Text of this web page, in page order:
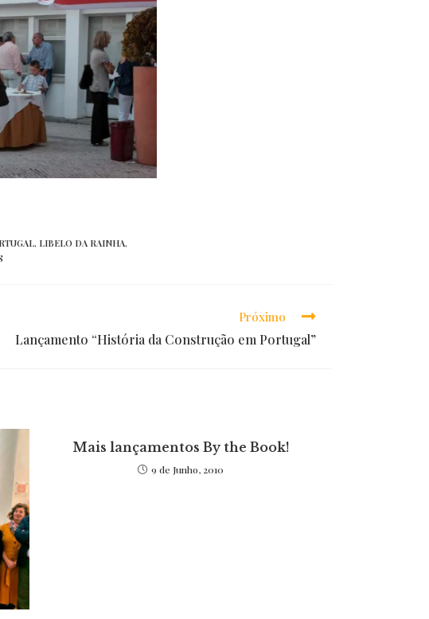
, LIBELO DA RAINHA,
Próximo
Lançamento “História da Construção em Portugal”
Mais lançamentos By the Book!
9 de Junho, 2010